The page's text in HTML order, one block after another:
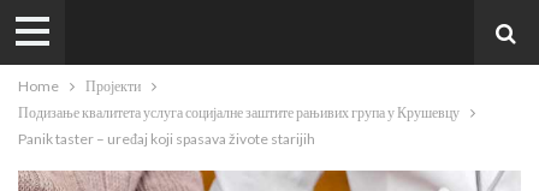
Home
Пројекти
Подизање квалитета услуга социјалне заштите рањивих група у Крушевцу
Panik taster – uređaj koji spasava živote starijih